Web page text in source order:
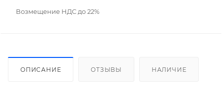
Возмещение НДС до 22%
ОПИСАНИЕ ОТЗЫВЫ НАЛИЧИЕ